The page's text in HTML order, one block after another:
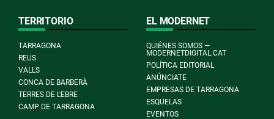
TERRITORIO
TARRAGONA
REUS
VALLS
CONCA DE BARBERÀ
TERRES DE L'EBRE
CAMP DE TARRAGONA
EL MODERNET
QUIÉNES SOMOS —
MODERNETDIGITAL.CAT
POLÍTICA EDITORIAL
ANÚNCIATE
EMPRESAS DE TARRAGONA
ESQUELAS
EVENTOS